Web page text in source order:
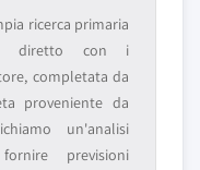
ricerca primaria
diretto con i
completata da
proveniente da
un'analisi
previsioni